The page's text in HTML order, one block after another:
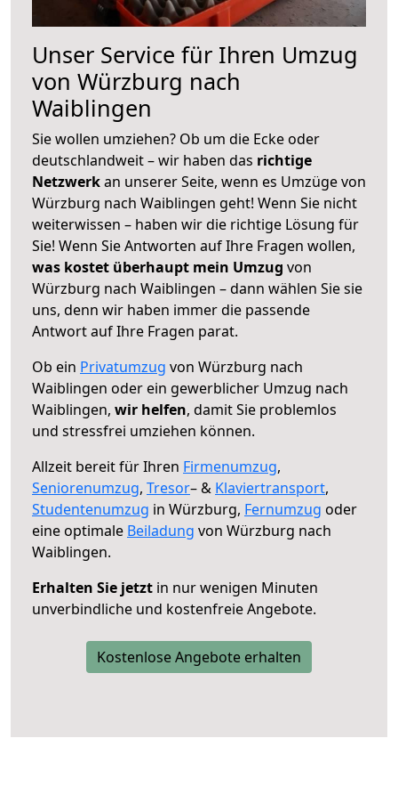
Unser Service für Ihren Umzug
von Würzburg nach
Waiblingen
Sie wollen umziehen? Ob um die Ecke oder
deutschlandweit – wir haben das richtige
Netzwerkan unserer Seite, wenn es Umzüge von
Würzburg nach Waiblingen geht! Wenn Sie nicht
weiterwissen – haben wir die richtige Lösung für
Sie! Wenn Sie Antworten auf Ihre Fragen wollen,
was kostet überhaupt mein Umzug von
Würzburg nach Waiblingen – dann wählen Sie sie
uns, denn wir haben immer die passende
Antwort auf Ihre Fragen parat.
Ob ein Privatumzug von Würzburg nach
Waiblingen oder ein gewerblicher Umzug nach
Waiblingen, wir helfen, damit Sie problemlos
und stressfrei umziehen können.
Allzeit bereit für Ihren Firmenumzug,
Seniorenumzug, Tresor– & Klaviertransport,
Studentenumzug in Würzburg, Fernumzug oder
eine optimale Beiladung von Würzburg nach
Waiblingen.
Erhalten Sie jetzt in nur wenigen Minuten
unverbindliche und kostenfreie Angebote.
Kostenlose Angebote erhalten